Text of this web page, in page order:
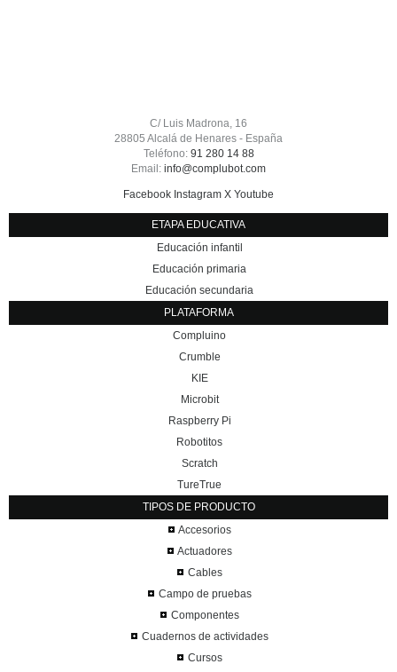
C/ Luis Madrona, 16
28805 Alcalá de Henares - España
Teléfono: 91 280 14 88
Email: info@complubot.com
Facebook Instagram X Youtube
ETAPA EDUCATIVA
Educación infantil
Educación primaria
Educación secundaria
PLATAFORMA
Compluino
Crumble
KIE
Microbit
Raspberry Pi
Robotitos
Scratch
TureTrue
TIPOS DE PRODUCTO
Accesorios
Actuadores
Cables
Campo de pruebas
Componentes
Cuadernos de actividades
Cursos